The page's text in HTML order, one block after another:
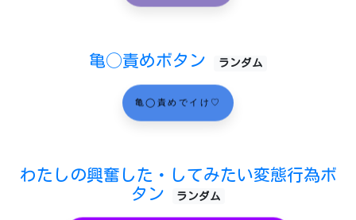
亀◯責めボタン ランダム
亀◯責めでイけ♡
わたしの興奮した・してみたい変態行為ボ
タン
ランダム